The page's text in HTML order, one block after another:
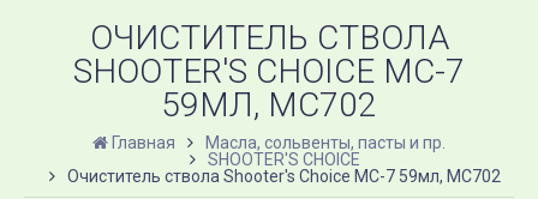
ОЧИСТИТЕЛЬ СТВОЛА
SHOOTER'S CHOICE MC-7
59МЛ, MC702
Главная
Масла, сольвенты, пасты и пр.
SHOOTER'S CHOICE
Очиститель ствола Shooter's Choice MC-7 59мл, MC702